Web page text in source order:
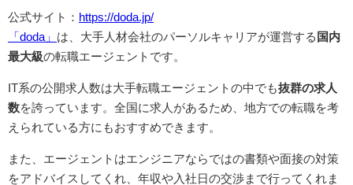
公式サイト： https://doda.jp/
「doda」 は、大手人材会社のパーソルキャリアが運営する 国内
最大級の転職エージェントです。
IT系の公開求人数は大手転職エージェントの中でも抜群の求人
数を誇っています。全国に求人があるため、地方での転職を考
えられている方にもおすすめできます。
また、エージェントはエンジニアならではの書類や面接の対策
をアドバイスしてくれ、年収や入社日の交渉まで行ってくれま